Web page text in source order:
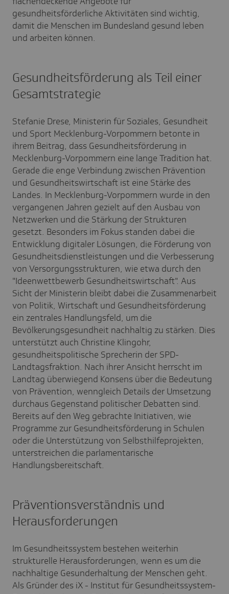
gesundheitsförderliche Aktivitäten sind wichtig,
damit die Menschen im Bundesland gesund leben
und arbeiten können.
Gesundheitsförderung als Teil einer
Gesamtstrategie
Stefanie Drese, Ministerin für Soziales, Gesundheit
und Sport Mecklenburg-Vorpommern betonte in
ihrem Beitrag, dass Gesundheitsförderung in
Mecklenburg-Vorpommern eine lange Tradition hat.
Gerade die enge Verbindung zwischen Prävention
und Gesundheitswirtschaft ist eine Stärke des
Landes. In Mecklenburg-Vorpommern wurde in den
vergangenen Jahren gezielt auf den Ausbau von
Netzwerken und die Stärkung der Strukturen
gesetzt. Besonders im Fokus standen dabei die
Entwicklung digitaler Lösungen, die Förderung von
Gesundheitsdienstleistungen und die Verbesserung
von Versorgungsstrukturen, wie etwa durch den
"Ideenwettbewerb Gesundheitswirtschaft". Aus
Sicht der Ministerin bleibt dabei die Zusammenarbeit
von Politik, Wirtschaft und Gesundheitsförderung
ein zentrales Handlungsfeld, um die
Bevölkerungsgesundheit nachhaltig zu stärken. Dies
unterstützt auch Christine Klingohr,
gesundheitspolitische Sprecherin der SPD-
Landtagsfraktion. Nach ihrer Ansicht herrscht im
Landtag überwiegend Konsens über die Bedeutung
von Prävention, wenngleich Details der Umsetzung
durchaus Gegenstand politischer Debatten sind.
Bereits auf den Weg gebrachte Initiativen, wie
Programme zur Gesundheitsförderung in Schulen
oder die Unterstützung von Selbsthilfeprojekten,
unterstreichen die parlamentarische
Handlungsbereitschaft.
Präventionsverständnis und
Herausforderungen
Im Gesundheitssystem bestehen weiterhin
strukturelle Herausforderungen, wenn es um die
nachhaltige Gesunderhaltung der Menschen geht.
Als Gründer des iX - Institut für Gesundheitssystem-